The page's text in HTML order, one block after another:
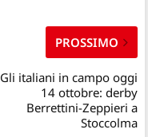
PROSSIMO
Gli italiani in campo oggi
14 ottobre: derby
Berrettini-Zeppieri a
Stoccolma